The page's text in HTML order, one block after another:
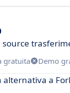
source
gratuita Demo
a